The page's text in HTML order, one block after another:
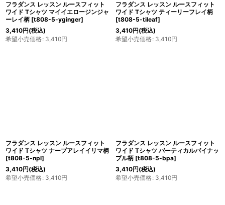
フラダンス レッスン ルースフィット
ワイド Tシャツ マイイエロージンジャ
ーレイ柄 [t808-5-yginger]
3,410円(税込)
希望小売価格: 3,410円
フラダンス レッスン ルースフィット
ワイド Tシャツ ティーリーフレイ柄
[t808-5-tileaf]
3,410円(税込)
希望小売価格: 3,410円
フラダンス レッスン ルースフィット
ワイド Tシャツ ナープアレイイリマ柄
[t808-5-npl]
3,410円(税込)
希望小売価格: 3,410円
フラダンス レッスン ルースフィット
ワイド Tシャツ バーティカルパイナッ
プル柄 [t808-5-bpa]
3,410円(税込)
希望小売価格: 3,410円